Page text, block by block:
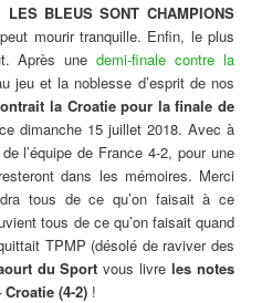
LES BLEUS SONT CHAMPIONS
mourir tranquille. Enfin, le plus
Après unedemi-finale contre la
jeu et la noblesse d’esprit de nos
la Croatie pour la finale de
dimanche 15 juillet 2018. Avec à
l’équipe de France 4-2, pour une
dans les mémoires. Merci
tous de ce qu’on faisait à ce
tous de ce qu’on faisait quand
TPMP (désolé de raviver des
du Sport vous livreles notes
(4-2) !